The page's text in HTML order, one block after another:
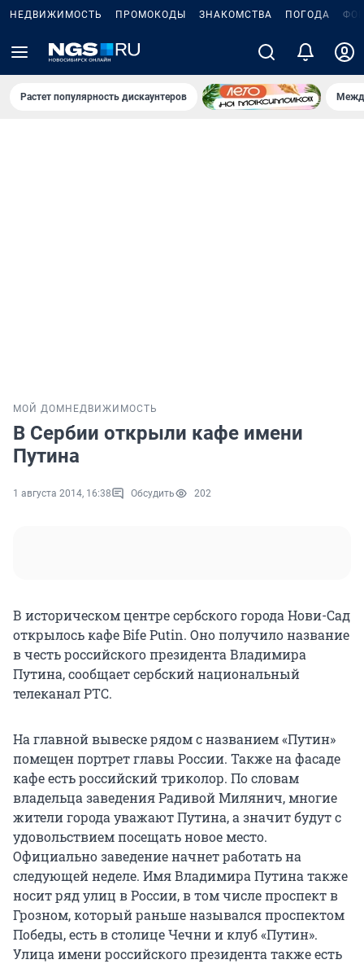
НЕДВИЖИМОСТЬ ПРОМОКОДЫ ЗНАКОМСТВА ПОГОДА
Растет популярность дискаунтеров
МОЙ ДОМ НЕДВИЖИМОСТЬ
В Сербии открыли кафе имени
Путина
1 августа 2014, 16:38 Обсудить 202
В историческом центре сербского города Нови-Сад
открылось кафе Bife Putin. Оно получило название
в честь российского президента Владимира
Путина, сообщает сербский национальный
телеканал РТС.
На главной вывеске рядом с названием «Путин»
помещен портрет главы России. Также на фасаде
кафе есть российский триколор. По словам
владельца заведения Радивой Милянич, многие
жители города уважают Путина, а значит будут с
удовольствием посещать новое место.
Официально заведение начнет работать на
следующей неделе. Имя Владимира Путина также
носит ряд улиц в России, в том числе проспект в
Грозном, который раньше назывался проспектом
Победы, есть в столице Чечни и клуб «Путин».
Улица имени российского президента также есть